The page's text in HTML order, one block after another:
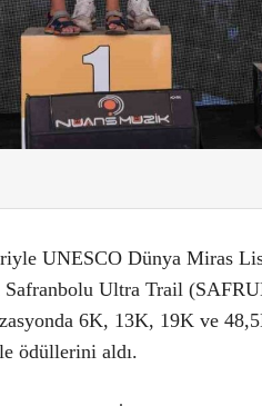
UNESCO Dünya Miras
Safranbolu Ultra Trail
6K, 13K, 19K ve
ödüllerini aldı.